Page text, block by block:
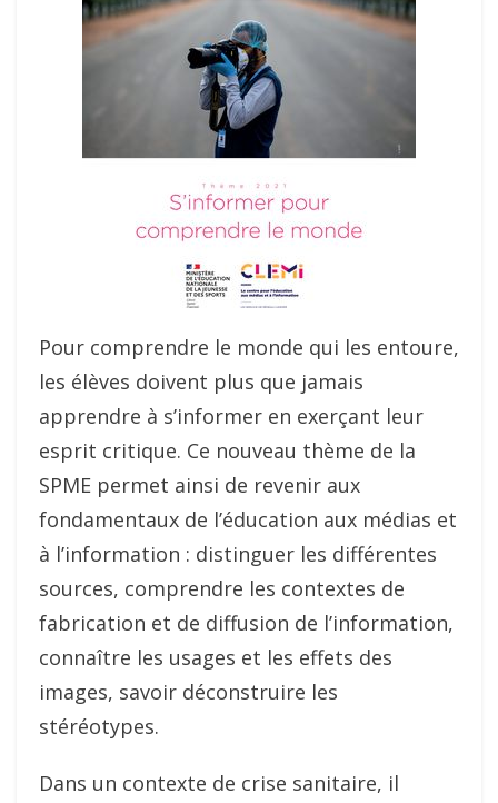
Pour comprendre le monde qui les entoure,
les élèves doivent plus que jamais
apprendre à s’informer en exerçant leur
esprit critique. Ce nouveau thème de la
SPME permet ainsi de revenir aux
fondamentaux de l’éducation aux médias et
à l’information : distinguer les différentes
sources, comprendre les contextes de
fabrication et de diffusion de l’information,
connaître les usages et les effets des
images, savoir déconstruire les
stéréotypes.
Dans un contexte de crise sanitaire, il